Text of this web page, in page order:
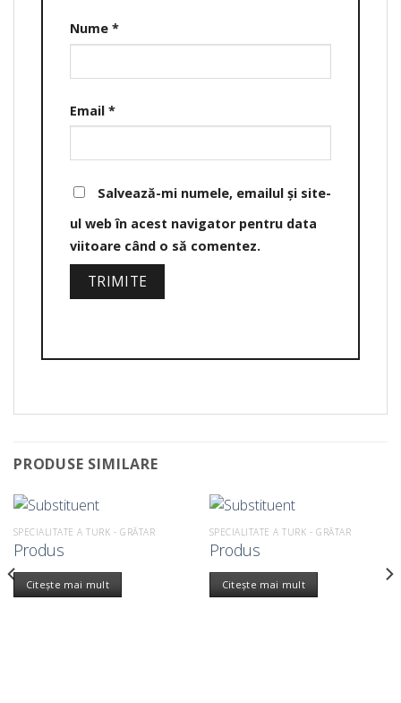
Nume *
Email *
Salvează-mi numele, emailul și site-
ul web în acest navigator pentru data
viitoare când o să comentez.
PRODUSE SIMILARE
SPECIALITATE A TURK - GRĂTAR
Produs
Citește mai mult
SPECIALITATE A TURK - GRĂTAR
Produs
Citește mai mult